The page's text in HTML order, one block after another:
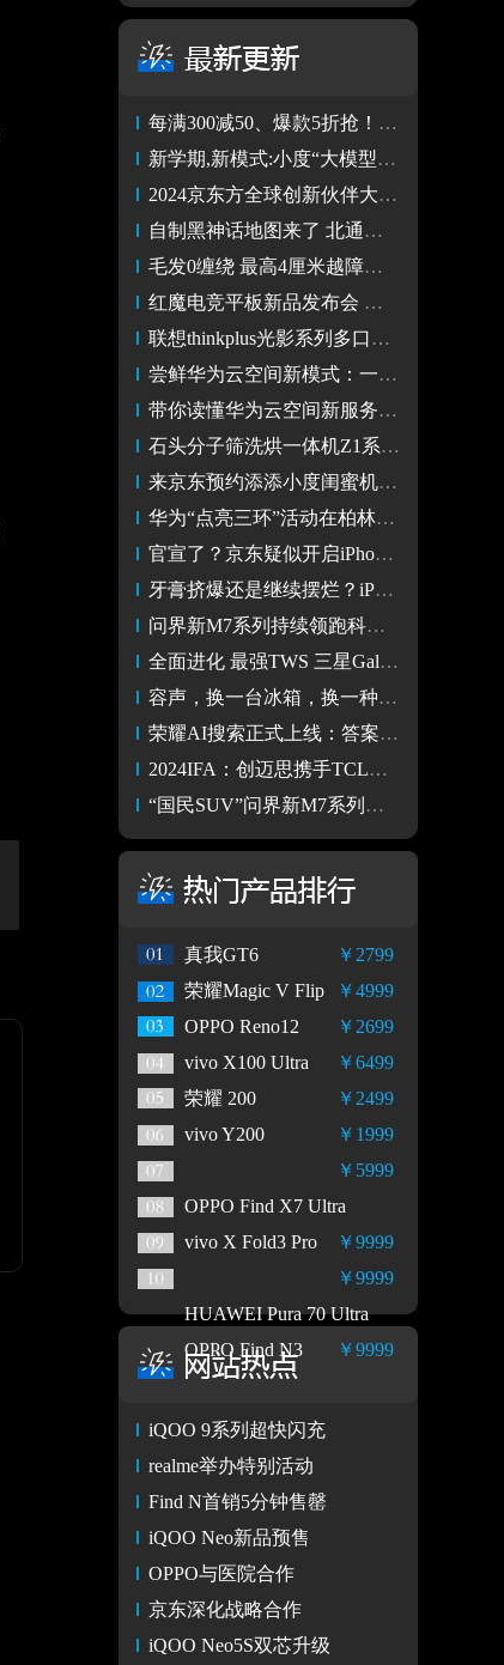
每满300减50、爆款5折抢！京东影音娱乐超级品类日火热来袭
新学期,新模式:小度“大模型+教育”应用,赋能中小学语文教学
2024京东方全球创新伙伴大会隆重举行 战略升维“第N曲线”理论
自制黑神话地图来了 北通手柄适配黑神话地图弹出功能
毛发0缠绕 最高4厘米越障——石头P20 Pro使用体验
红魔电竞平板新品发布会 【视频直播】
联想thinkplus光影系列多口充电器上市 AI PC和AI手机同时充
尝鲜华为云空间新模式：一键升级数据高效存储
带你读懂华为云空间新服务模式：高效存储新选择
石头分子筛洗烘一体机Z1系列发布，AI洗烘迎接智能洗护时代
来京东预约添添小度闺蜜机，悦享版只要1699元就能拿下！
华为“点亮三环”活动在柏林开幕，帕梅拉领跳功夫操
官宣了？京东疑似开启iPhone 16优先选购活动
牙膏挤爆还是继续摆烂？iPhone 16系列曝光信息汇总
问界新M7系列持续领跑科技豪华体验，1-8月累计交付再次夺冠
全面进化 最强TWS 三星Galaxy Buds3 Pro美图
容声，换一台冰箱，换一种品质生活
荣耀AI搜索正式上线：答案直给，效率百倍
2024IFA：创迈思携手TCL华星联合展示高端折叠屏的安全人脸认证
“国民SUV”问界新M7系列再填新选择，持续引领“卷价值”之争
￥2799
真我GT6
￥4999
荣耀Magic V Flip
￥2699
OPPO Reno12
￥6499
vivo X100 Ultra
￥2499
荣耀 200
￥1999
vivo Y200
￥5999
OPPO Find X7 Ultra
￥9999
vivo X Fold3 Pro
￥9999
HUAWEI Pura 70 Ultra
￥9999
OPPO Find N3
iQOO 9系列超快闪充
realme举办特别活动
Find N首销5分钟售罄
iQOO Neo新品预售
OPPO与医院合作
京东深化战略合作
iQOO Neo5S双芯升级